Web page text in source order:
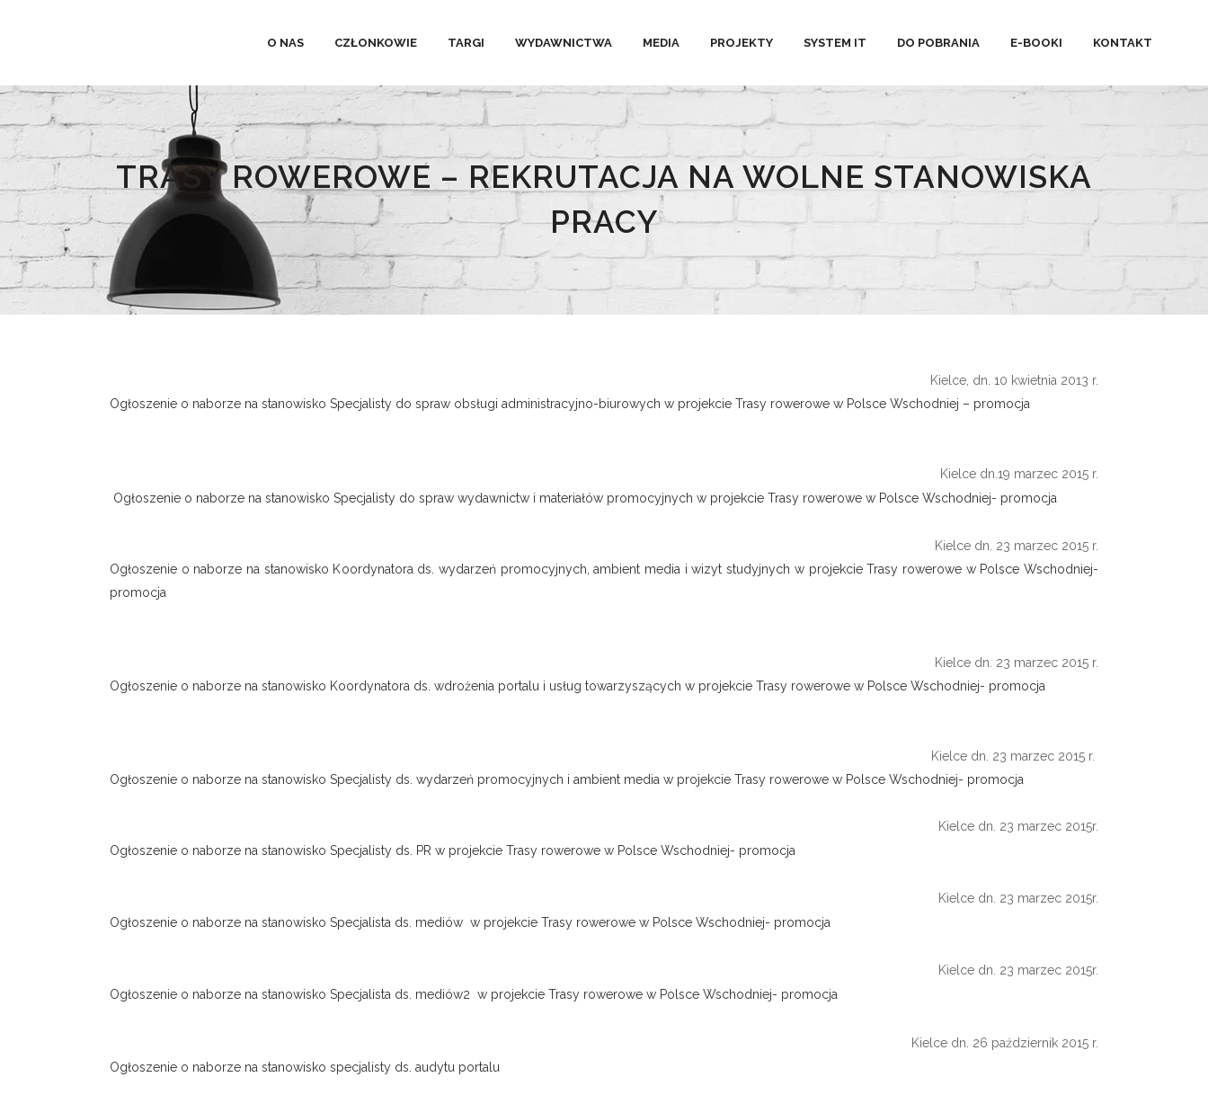
O NAS CZŁONKOWIE TARGI WYDAWNICTWA MEDIA PROJEKTY SYSTEM IT DO POBRANIA E-BOOKI KONTAKT
TRASY ROWEROWE – REKRUTACJA NA WOLNE STANOWISKA
PRACY
Kielce, dn. 10 kwietnia 2013 r.
Ogłoszenie o naborze na stanowisko Specjalisty do spraw obsługi administracyjno-biurowych w projekcie Trasy rowerowe w Polsce Wschodniej – promocja
Kielce dn.19 marzec 2015 r.
Ogłoszenie o naborze na stanowisko Specjalisty do spraw wydawnictw i materiałów promocyjnych w projekcie Trasy rowerowe w Polsce Wschodniej- promocja
Kielce dn. 23 marzec 2015 r.
Ogłoszenie o naborze na stanowisko Koordynatora ds. wydarzeń promocyjnych, ambient media i wizyt studyjnych w projekcie Trasy rowerowe w Polsce Wschodniej-
promocja
Kielce dn. 23 marzec 2015 r.
Ogłoszenie o naborze na stanowisko Koordynatora ds. wdrożenia portalu i usług towarzyszących w projekcie Trasy rowerowe w Polsce Wschodniej- promocja
Kielce dn. 23 marzec 2015 r.
Ogłoszenie o naborze na stanowisko Specjalisty ds. wydarzeń promocyjnych i ambient media w projekcie Trasy rowerowe w Polsce Wschodniej- promocja
Kielce dn. 23 marzec 2015r.
Ogłoszenie o naborze na stanowisko Specjalisty ds. PR w projekcie Trasy rowerowe w Polsce Wschodniej- promocja
Kielce dn. 23 marzec 2015r.
Ogłoszenie o naborze na stanowisko Specjalista ds. mediów w projekcie Trasy rowerowe w Polsce Wschodniej- promocja
Kielce dn. 23 marzec 2015r.
Ogłoszenie o naborze na stanowisko Specjalista ds. mediów2 w projekcie Trasy rowerowe w Polsce Wschodniej- promocja
Kielce dn. 26 październik 2015 r.
Ogłoszenie o naborze na stanowisko specjalisty ds. audytu portalu